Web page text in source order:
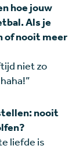
hoe jouw
Als je
of nooit meer
niet zo
nooit
liefde is